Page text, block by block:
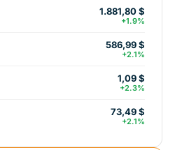
1.881,80 $
+1.9%
586,99 $
+2.1%
1,09 $
+2.3%
73,49 $
+2.1%